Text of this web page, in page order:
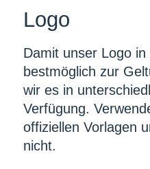
Piktogramme
Bildsprache
Online
Print
Branding
Fernsehen &
Insertierungen
Background
Piktogramme
Wetter
Social Media
Übersicht
Downloads
Logo
Branding
Dokumente
Logo
Damit unser Logo in
bestmöglich zur
wir es in
Verfügung.
offiziellen Vorlagen
nicht.